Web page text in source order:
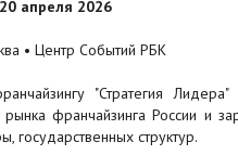
апреля 2026
• Центр Событий РБК
"Стратегия
франчайзинга России и
государственных структур.